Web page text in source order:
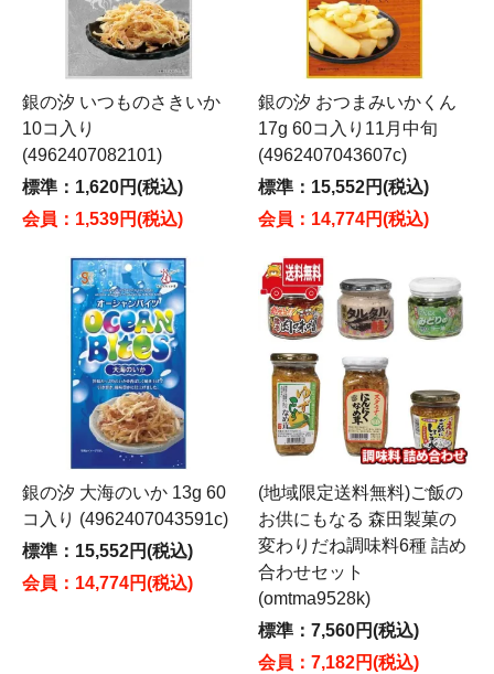
銀の汐 いつものさきいか
10コ入り
(4962407082101)
標準：1,620円(税込)
会員：1,539円(税込)
銀の汐 おつまみいかくん
17g 60コ入り11月中旬
(4962407043607c)
標準：15,552円(税込)
会員：14,774円(税込)
銀の汐 大海のいか 13g 60
コ入り (4962407043591c)
標準：15,552円(税込)
会員：14,774円(税込)
(地域限定送料無料)ご飯の
お供にもなる 森田製菓の
変わりだね調味料6種 詰め
合わせセット
(omtma9528k)
標準：7,560円(税込)
会員：7,182円(税込)